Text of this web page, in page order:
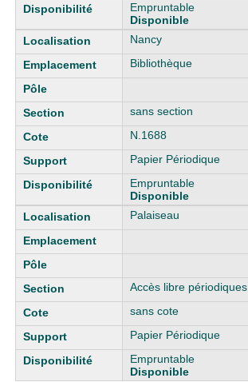
Empruntable
Disponible
Nancy
Bibliothèque
sans section
N.1688
Papier Périodique
Empruntable
Disponible
Palaiseau
Accès libre périodiques
sans cote
Papier Périodique
Empruntable
Disponible